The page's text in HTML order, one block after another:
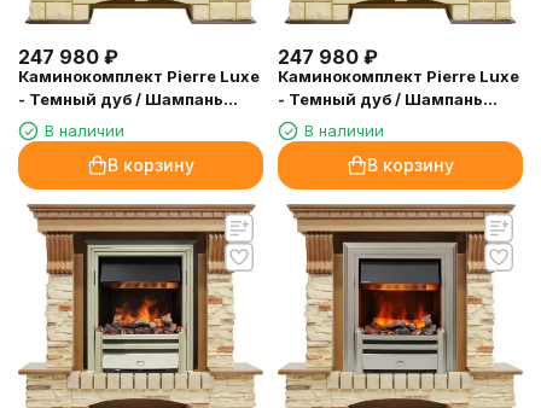
247 980 ₽
Каминокомплект Pierre Luxe
- Темный дуб / Шампань
(Высота 1050мм) с очагом
Cavendish
В наличии
В корзину
247 980 ₽
Каминокомплект Pierre Luxe
- Темный дуб / Шампань
(Высота 1050мм) с очагом
Chesford
В наличии
В корзину